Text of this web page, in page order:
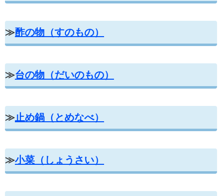
≫酢の物（すのもの）
≫台の物（だいのもの）
≫止め鍋（とめなべ）
≫小菜（しょうさい）